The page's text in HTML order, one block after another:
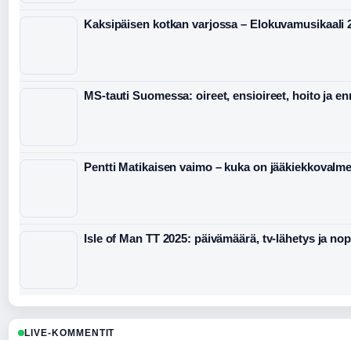
Kaksipäisen kotkan varjossa – Elokuvamusikaali
MS-tauti Suomessa: oireet, ensioireet, hoito ja
Pentti Matikaisen vaimo – kuka on
Isle of Man TT 2025: päivämäärä, tv-lähetys ja
LIVE-KOMMENTIT